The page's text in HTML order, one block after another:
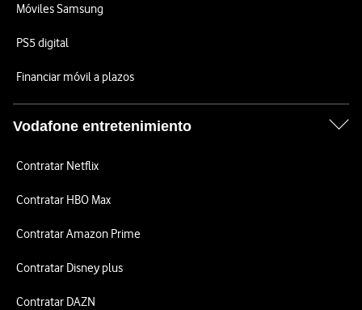
Móviles Samsung
PS5 digital
Financiar móvil a plazos
Vodafone entretenimiento
Contratar Netflix
Contratar HBO Max
Contratar Amazon Prime
Contratar Disney plus
Contratar DAZN